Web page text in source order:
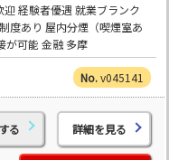
経験者優遇 就業ブランク
度あり 屋内分煙（喫煙室あ
が可能 金融 多摩
v045141
る 詳細を見る